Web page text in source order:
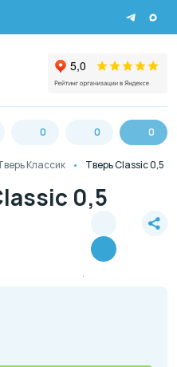
0 0 0
Классик Тверь Classic 0,5
0,5